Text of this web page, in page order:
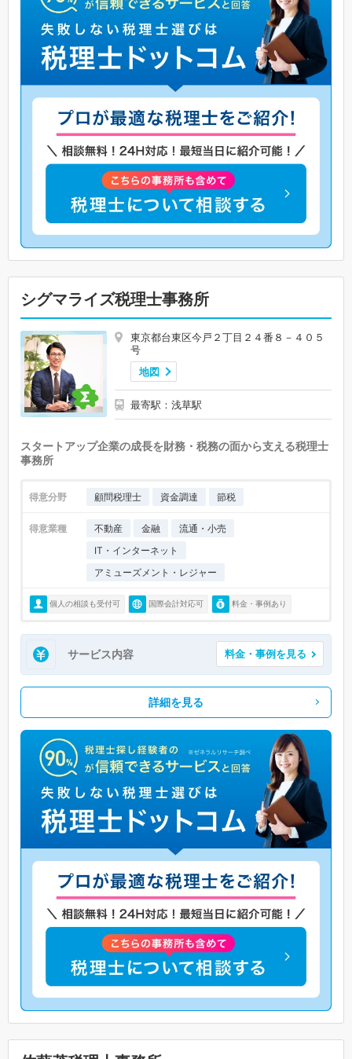
シグマライズ税理士事務所
東京都台東区今戸２丁目２４番８－４０５
号
地図
最寄駅：浅草駅
スタートアップ企業の成長を財務・税務の面から支える税理士
事務所
得意分野 顧問税理士 資金調達 節税
得意業種 不動産 金融
流通・小売
IT・インターネット
アミューズメント・レジャー
個人の相談も受付可 国際会計対応可 料金・事例あり
サービス内容 料金・事例を見る
詳細を見る